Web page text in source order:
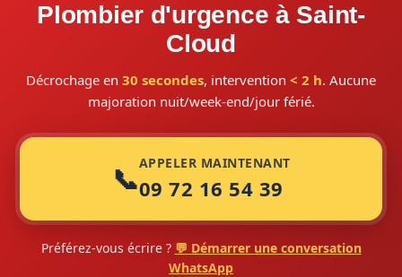
Plombier d'urgence à Saint-
Cloud
Décrochage en 30 secondes, intervention < 2 h. Aucune
majoration nuit/week-end/jour férié.
📞APPELER MAINTENANT
09 72 16 54 39
Préférez-vous écrire ? 💬 Démarrer une conversation
WhatsApp